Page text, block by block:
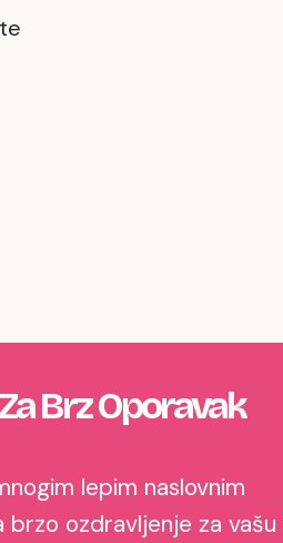
Brz Oporavak
lepim naslovnim
ozdravljenje za vašu